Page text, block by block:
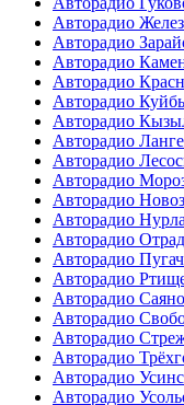
Авторадио
Авторадио
Авторадио
Авторадио
Авторадио
Авторадио
Авторадио
Авторадио
Авторадио
Авторадио
Авторадио
Авторадио
Авторадио
Авторадио
Авторадио
Авторадио
Авторадио
Авторадио
Авторадио
Авторадио